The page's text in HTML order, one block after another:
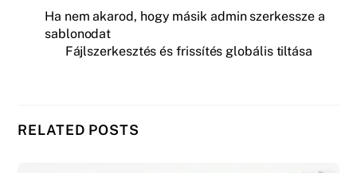
Ha nem akarod, hogy másik admin szerkessze a
sablonodat
Fájlszerkesztés és frissítés globális tiltása
RELATED POSTS